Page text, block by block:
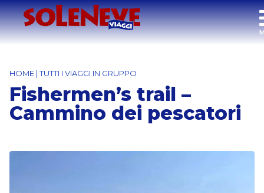
HOME |TUTTI I VIAGGI IN GRUPPO
Fishermen’s trail –
Cammino dei pescatori